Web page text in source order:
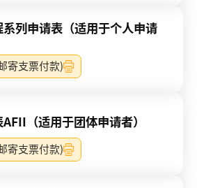
系列申请表（适用于个人申请
寄支票付款)
（适用于团体申请者）
寄支票付款)